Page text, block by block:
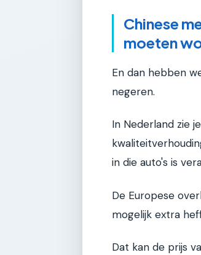
Chinese
moeten
En dan hebben
negeren.
In Nederland zie
in die auto's is
De Europese
mogelijk extra
Dat kan de prijs